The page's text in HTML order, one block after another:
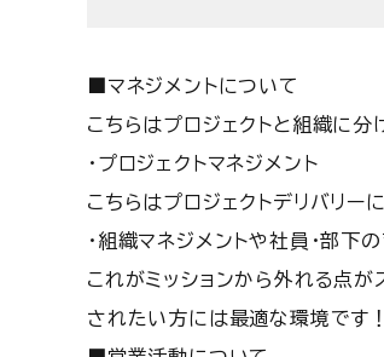
■マネジメントについて
こちらはプロジェクトと組織に分
・プロジェクトマネジメント
こちらはプロジェクトデリバリー
・組織マネジメントや社員・部下
これがミッションから外れる点が
されたい方には最適な環境です！